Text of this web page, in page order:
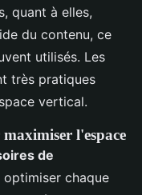
quant à elles,
du contenu, ce
utilisés. Les
très pratiques
vertical.
l'espace
de
chaque